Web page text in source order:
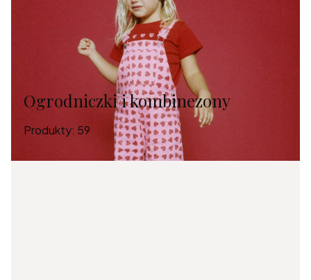
Ogrodniczki i kombinezony
Produkty: 59